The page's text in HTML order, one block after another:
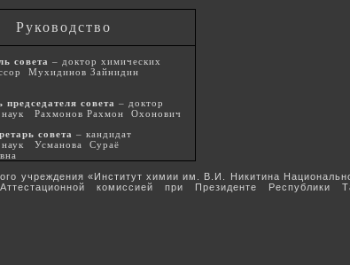
Руководство
совета – доктор химических
Мухидинов Зайнидин
председателя совета – доктор
наук Рахмонов Рахмон Охонович
совета – кандидат
наук Усманова Сураё
учреждения «Институт химии им. В.И. Никитина
комиссией при Президенте Республики